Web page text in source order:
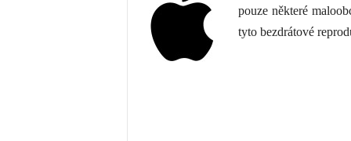
pouze některé
tyto bezdrátové